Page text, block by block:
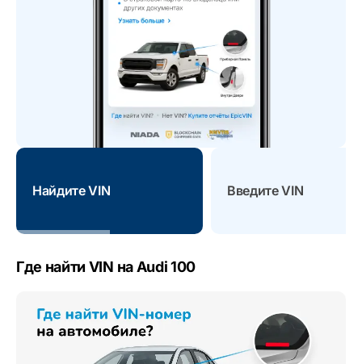
Найдите VIN Введите VIN
Где найти VIN на Audi 100